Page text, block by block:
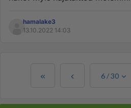
hamalake3
13.10.2022 14:03
6 /30